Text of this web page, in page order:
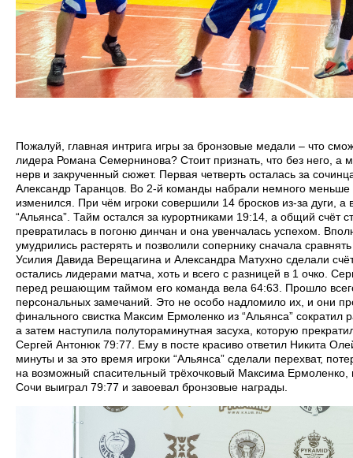
Пожалуй, главная интрига игры за бронзовые медали – что
лидера Романа Семернинова? Стоит признать, что без него, а
нерв и закрученный сюжет. Первая четверть осталась за
Александр Таранцов. Во 2-й команды набрали немного меньше
изменился. При чём игроки совершили 14 бросков из-за дуги,
“Альянса”. Тайм остался за курортниками 19:14, а общий счёт
превратилась в погоню динчан и она увенчалась успехом.
умудрились растерять и позволили сопернику сначала
Усилия Давида Верещагина и Александра Матухно сделали
остались лидерами матча, хоть и всего с разницей в 1 очко.
перед решающим таймом его команда вела 64:63. Прошло
персональных замечаний. Это не особо надломило их, и они
финального свистка Максим Ермоленко из “Альянса” сократил
а затем наступила полутораминутная засуха, которую
Сергей Антонюк 79:77. Ему в посте красиво ответил Никита
минуты и за это время игроки “Альянса” сделали перехват,
на возможный спасительный трёхочковый Максима
Сочи выиграл 79:77 и завоевал бронзовые награды.